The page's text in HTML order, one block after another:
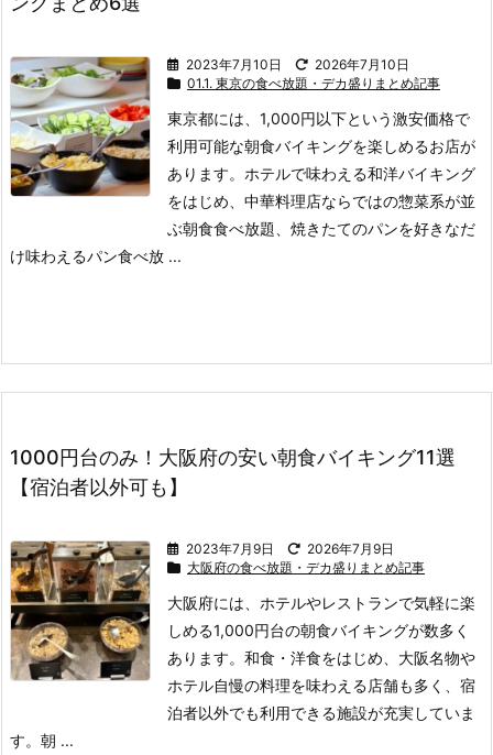
2023年7月10日
2026年7月10日
01.1. 東京の食べ放題・デカ盛りまとめ記事
東京都には、1,000円以下という激安価格で
利用可能な朝食バイキングを楽しめるお店が
あります。 ホテルで味わえる和洋バイキング
をはじめ、中華料理店ならではの惣菜系が並
ぶ朝食食べ放題、焼きたてのパンを好きなだ
け味わえるパン食べ放 ...
1000円台のみ！大阪府の安い朝食バイキング11選
【宿泊者以外可も】
2023年7月9日
2026年7月9日
大阪府の食べ放題・デカ盛りまとめ記事
大阪府には、ホテルやレストランで気軽に楽
しめる1,000円台の朝食バイキングが数多く
あります。 和食・洋食をはじめ、大阪名物や
ホテル自慢の料理を味わえる店舗も多く、宿
泊者以外でも利用できる施設が充実していま
す。 朝 ...